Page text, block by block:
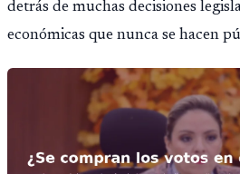
detrás de muchas decisiones
económicas que nunca se hacen